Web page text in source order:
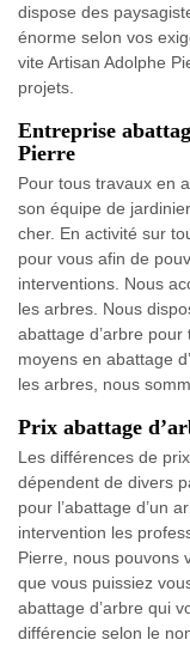
dispose des
énorme selon vos
vite Artisan Adolphe
projets.
Entreprise
Pierre
Pour tous travaux en
son équipe de
cher. En activité sur
pour vous afin de
interventions. Nous
les arbres. Nous
abattage d’arbre
moyens en abattage
les arbres, nous
Prix abattage
Les différences de
dépendent de divers
pour l’abattage d’un
intervention les
Pierre, nous pouvons
que vous puissiez
abattage d’arbre qui
différencie selon le